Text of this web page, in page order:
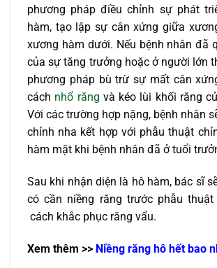
phương pháp điều chỉnh sự phát
hàm, tạo lập sự cân xứng giữa
xương hàm dưới. Nếu bệnh nhân đã
của sự tăng trưởng hoặc ở người lớn
phương pháp bù trừ sự mất cân
cách nhổ răng và kéo lùi khối răng
Với các trường hợp nặng, bệnh nhân
chỉnh nha kết hợp với phẫu thuật
hàm mặt khi bệnh nhân đã ở tuổi
Sau khi nhận diện là hô hàm, bác sĩ
có cần niềng răng trước phẫu
cách khắc phục răng vẩu.
Xem thêm >> Niềng răng hô hết bao